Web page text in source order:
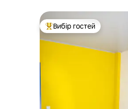
Топ вибір гостей
Вибір гостей